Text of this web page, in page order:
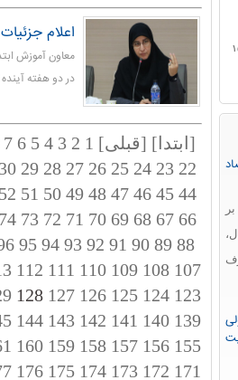
سال تحصیلی از ۱۵
اعلام
معاون آموزش
در دو هفته آینده
[ابتدا] [قبلی] 1
2
3
4
5
6
7
22
23
24
25
26
27
28
29
30
44
45
46
47
48
49
50
51
52
66
67
68
69
70
71
72
73
74
88
89
90
91
92
93
94
95
107
108
109
110
111
112
123
124
125
126
127
139
140
141
142
143
144
155
156
157
158
159
160
171
172
173
174
175
176